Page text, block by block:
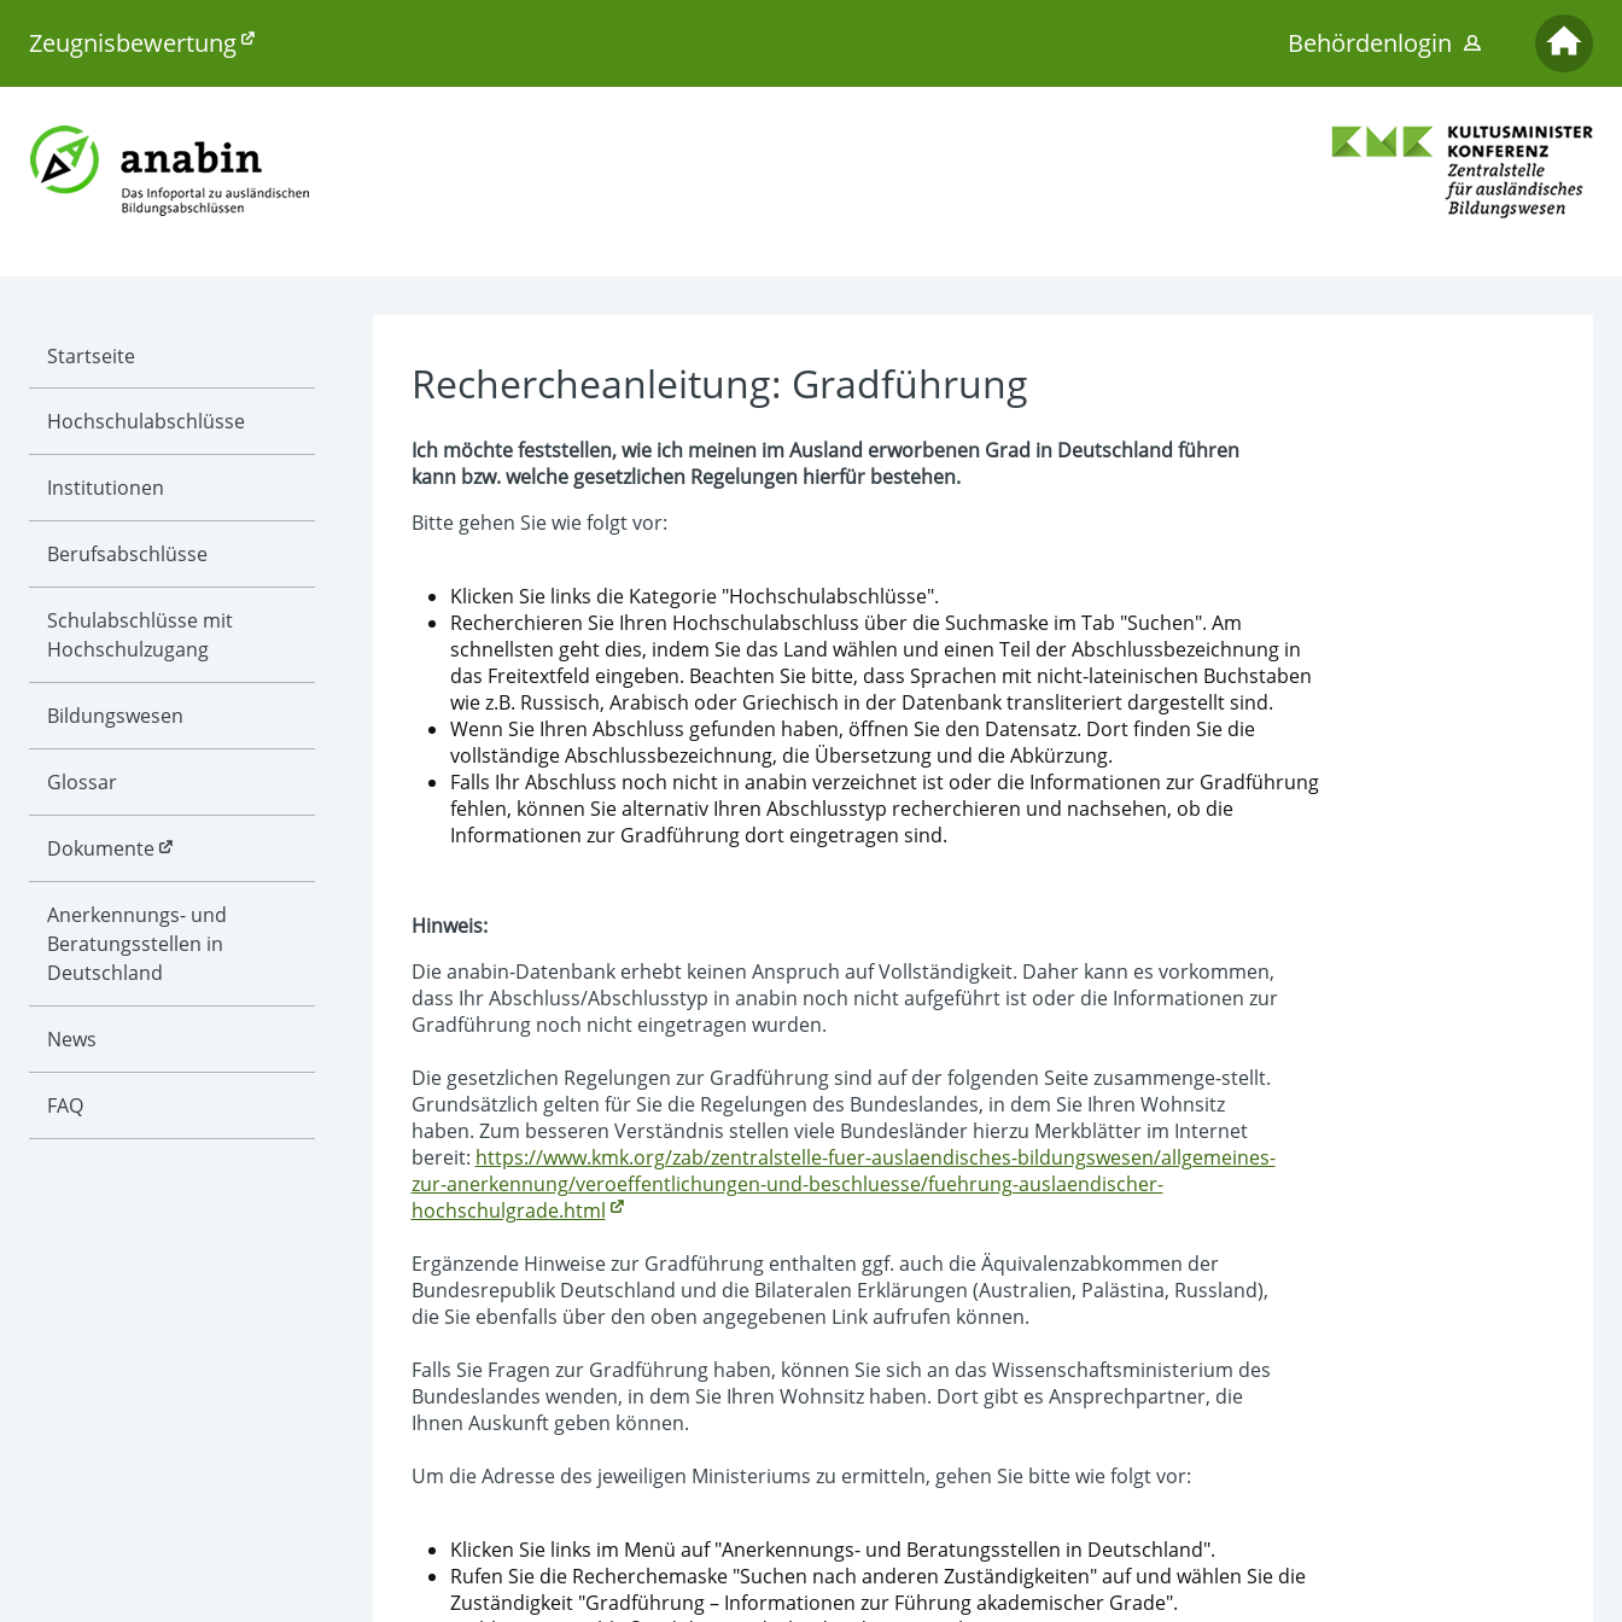
Zeugnisbewertung Behördenlogin
Startseite
Hochschul­abschlüsse
Institutionen
Berufs­abschlüsse
Schul­abschlüsse mit
Hochschul­zugang
Bildungs­wesen
Glossar
Dokumente
Anerken­nungs- und
Beratungs­stellen in
Deutschland
News
FAQ
Rechercheanleitung: Gradführung
Ich möchte feststellen, wie ich meinen im Ausland erworbenen Grad in Deutschland führen
kann bzw. welche gesetzlichen Regelungen hierfür bestehen.
Bitte gehen Sie wie folgt vor:
Klicken Sie links die Kategorie "Hochschulabschlüsse".
Recherchieren Sie Ihren Hochschulabschluss über die Suchmaske im Tab "Suchen". Am
schnellsten geht dies, indem Sie das Land wählen und einen Teil der Abschlussbezeichnung in
das Freitextfeld eingeben. Beachten Sie bitte, dass Sprachen mit nicht-lateinischen Buchstaben
wie z.B. Russisch, Arabisch oder Griechisch in der Datenbank transliteriert dargestellt sind.
Wenn Sie Ihren Abschluss gefunden haben, öffnen Sie den Datensatz. Dort finden Sie die
vollständige Abschlussbezeichnung, die Übersetzung und die Abkürzung.
Falls Ihr Abschluss noch nicht in anabin verzeichnet ist oder die Informationen zur Gradführung
fehlen, können Sie alternativ Ihren Abschlusstyp recherchieren und nachsehen, ob die
Informationen zur Gradführung dort eingetragen sind.
Hinweis:
Die anabin-Datenbank erhebt keinen Anspruch auf Vollständigkeit. Daher kann es vorkommen,
dass Ihr Abschluss/Abschlusstyp in anabin noch nicht aufgeführt ist oder die Informationen zur
Gradführung noch nicht eingetragen wurden.
Die gesetzlichen Regelungen zur Gradführung sind auf der folgenden Seite zusammenge-stellt.
Grundsätzlich gelten für Sie die Regelungen des Bundeslandes, in dem Sie Ihren Wohnsitz
haben. Zum besseren Verständnis stellen viele Bundesländer hierzu Merkblätter im Internet
bereit: https://www.kmk.org/zab/zentralstelle-fuer-auslaendisches-bildungswesen/allgemeines-
zur-anerkennung/veroeffentlichungen-und-beschluesse/fuehrung-auslaendischer-
hochschulgrade.html
Ergänzende Hinweise zur Gradführung enthalten ggf. auch die Äquivalenzabkommen der
Bundesrepublik Deutschland und die Bilateralen Erklärungen (Australien, Palästina, Russland),
die Sie ebenfalls über den oben angegebenen Link aufrufen können.
Falls Sie Fragen zur Gradführung haben, können Sie sich an das Wissenschaftsministerium des
Bundeslandes wenden, in dem Sie Ihren Wohnsitz haben. Dort gibt es Ansprechpartner, die
Ihnen Auskunft geben können.
Um die Adresse des jeweiligen Ministeriums zu ermitteln, gehen Sie bitte wie folgt vor:
Klicken Sie links im Menü auf "Anerkennungs- und Beratungsstellen in Deutschland".
Rufen Sie die Recherchemaske "Suchen nach anderen Zuständigkeiten" auf und wählen Sie die
Zuständigkeit "Gradführung – Informationen zur Führung akademischer Grade".